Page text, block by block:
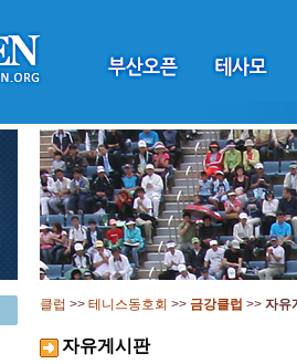
클럽 >> 테니스동호회 >> 금강클럽 >> 자유
자유게시판